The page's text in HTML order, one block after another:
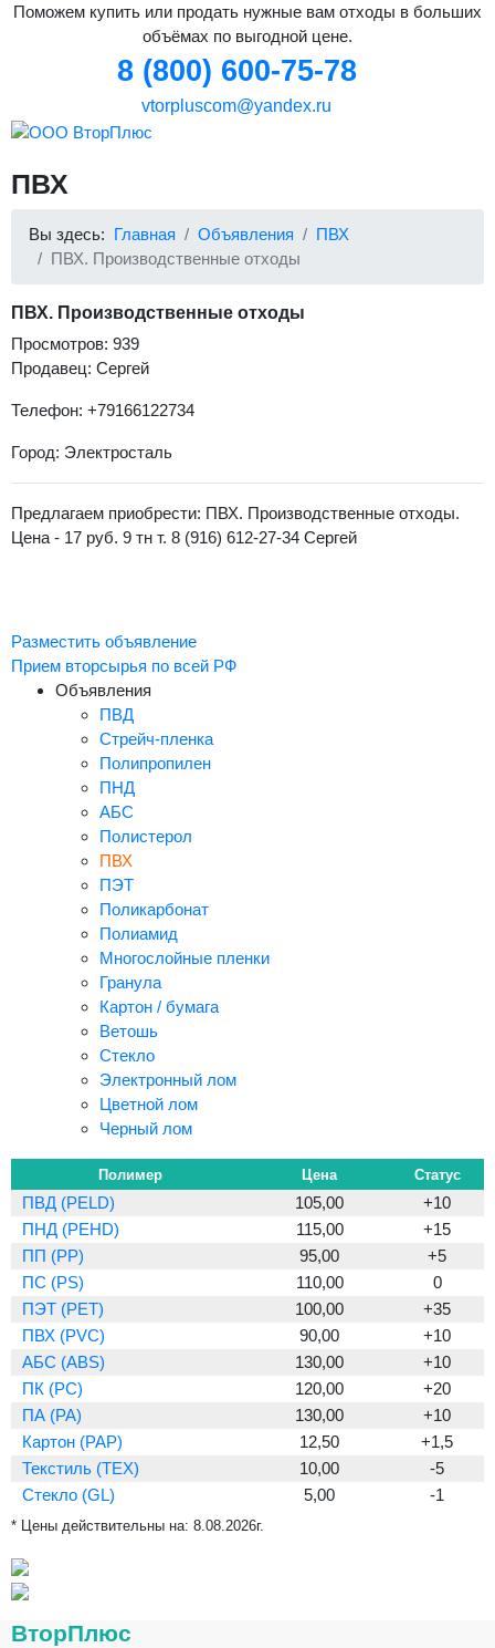
Поможем купить или продать нужные вам отходы в больших
объёмах по выгодной цене.
8 (800) 600-75-78
vtorpluscom@yandex.ru
ПВХ
Вы здесь: Главная Объявления
ПВХ
ПВХ. Производственные отходы
ПВХ. Производственные отходы
Просмотров: 939
Продавец: Сергей
Телефон: +79166122734
Город: Электросталь
Предлагаем приобрести: ПВХ. Производственные отходы.
Цена - 17 руб. 9 тн т. 8 (916) 612-27-34 Сергей
Разместить объявление
Прием вторсырья по всей РФ
Объявления
ПВД
Стрейч-пленка
Полипропилен
ПНД
АБС
Полистерол
ПВХ
ПЭТ
Поликарбонат
Полиамид
Многослойные пленки
Гранула
Картон / бумага
Ветошь
Стекло
Электронный лом
Цветной лом
Черный лом
Полимер Цена Статус
ПВД (PELD) 105,00
+10
ПНД (PEHD)
115,00
+15
ПП (PP)
95,00
+5
ПС (PS)
110,00
0
ПЭТ (PET)
100,00
+35
ПВХ (PVC)
90,00
+10
АБС (ABS)
130,00
+10
ПК (PC)
120,00
+20
ПА (PA)
130,00
+10
Картон (PAP)
12,50
+1,5
Текстиль (TEX)
10,00
-5
Стекло (GL)
5,00 -1
* Цены действительны на: 8.08.2026г.
ВторПлюс